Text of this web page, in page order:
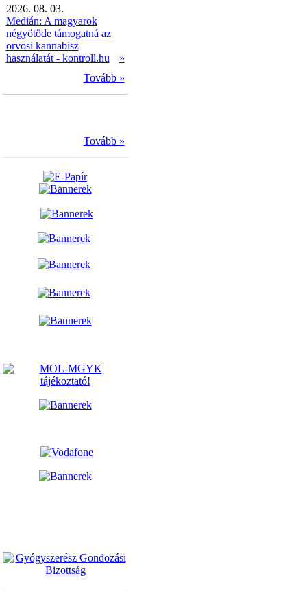
2026. 08. 03.
Medián: A magyarok
négyötöde támogatná az
orvosi kannabisz
használatát - kontroll.hu
»
Tovább »
Tovább »